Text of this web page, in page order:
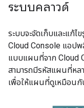
ระบบคลาวด์
ระบบจะจัดเก็บและแก้
Cloud Console แอป
แบบแผนที่จาก Cloud
สามารถมีรหัสแผนที่ห
เพื่อให้แผนที่ดูเหมือน